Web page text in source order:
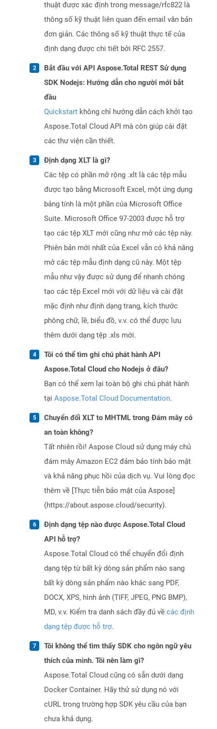
thuật được xác định trong message/rfc822 là
thông số kỹ thuật liên quan đến email văn bản
đơn giản. Các thông số kỹ thuật thực tế của
định dạng được chi tiết bởi RFC 2557.
Bắt đầu với API Aspose.Total REST Sử dụng
SDK Nodejs: Hướng dẫn cho người mới bắt
đầu
Quickstart không chỉ hướng dẫn cách khởi tạo
Aspose.Total Cloud API mà còn giúp cài đặt
các thư viện cần thiết.
Định dạng XLT là gì?
Các tệp có phần mở rộng .xlt là các tệp mẫu
được tạo bằng Microsoft Excel, một ứng dụng
bảng tính là một phần của Microsoft Office
Suite. Microsoft Office 97-2003 được hỗ trợ
tạo các tệp XLT mới cũng như mở các tệp này.
Phiên bản mới nhất của Excel vẫn có khả năng
mở các tệp mẫu định dạng cũ này. Một tệp
mẫu như vậy được sử dụng để nhanh chóng
tạo các tệp Excel mới với dữ liệu và cài đặt
mặc định như định dạng trang, kích thước
phông chữ, lề, biểu đồ, v.v. có thể được lưu
thêm dưới dạng tệp .xls mới.
Tôi có thể tìm ghi chú phát hành API
Aspose.Total Cloud cho Nodejs ở đâu?
Bạn có thể xem lại toàn bộ ghi chú phát hành
tại Aspose.Total Cloud Documentation.
Chuyển đổi XLT to MHTML trong Đám mây có
an toàn không?
Tất nhiên rồi! Aspose Cloud sử dụng máy chủ
đám mây Amazon EC2 đảm bảo tính bảo mật
và khả năng phục hồi của dịch vụ. Vui lòng đọc
thêm về [Thực tiễn bảo mật của Aspose]
(https://about.aspose.cloud/security).
Định dạng tệp nào được Aspose.Total Cloud
API hỗ trợ?
Aspose.Total Cloud có thể chuyển đổi định
dạng tệp từ bất kỳ dòng sản phẩm nào sang
bất kỳ dòng sản phẩm nào khác sang PDF,
DOCX, XPS, hình ảnh (TIFF, JPEG, PNG BMP),
MD, v.v. Kiểm tra danh sách đầy đủ về các định
dạng tệp được hỗ trợ.
Tôi không thể tìm thấy SDK cho ngôn ngữ yêu
thích của mình. Tôi nên làm gì?
Aspose.Total Cloud cũng có sẵn dưới dạng
Docker Container. Hãy thử sử dụng nó với
cURL trong trường hợp SDK yêu cầu của bạn
chưa khả dụng.